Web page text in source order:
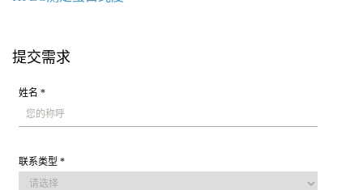
提交需求
姓名 *
联系类型 *